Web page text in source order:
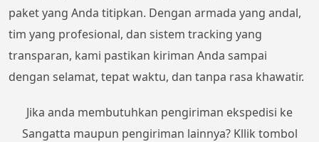
paket yang Anda titipkan. Dengan armada yang andal,
tim yang profesional, dan sistem tracking yang
transparan, kami pastikan kiriman Anda sampai
dengan selamat, tepat waktu, dan tanpa rasa khawatir.
Jika anda membutuhkan pengiriman ekspedisi ke
Sangatta maupun pengiriman lainnya? Kllik tombol